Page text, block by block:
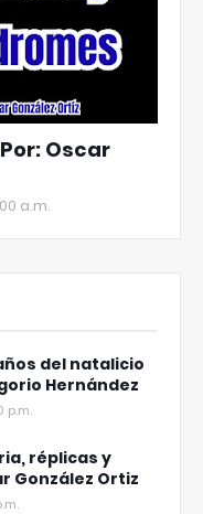
Oscar
a.m.
del natalicio
Hernández
p.m.
réplicas y
González Ortiz